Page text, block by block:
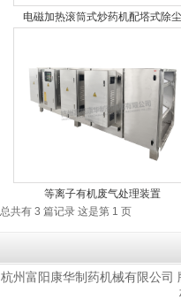
电磁加热滚筒式炒药机配塔式除尘
等离子有机废气处理装置
总共有 3 篇记录 这是第 1 页
杭州富阳康华制药机械有限公司